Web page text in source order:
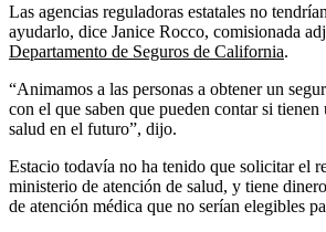
Las agencias reguladoras estatales no
ayudarlo, dice Janice Rocco, comisionada
Departamento de Seguros de California.
“Animamos a las personas a obtener un
con el que saben que pueden contar si tienen
salud en el futuro”, dijo.
Estacio todavía no ha tenido que solicitar el
ministerio de atención de salud, y tiene
de atención médica que no serían elegibles